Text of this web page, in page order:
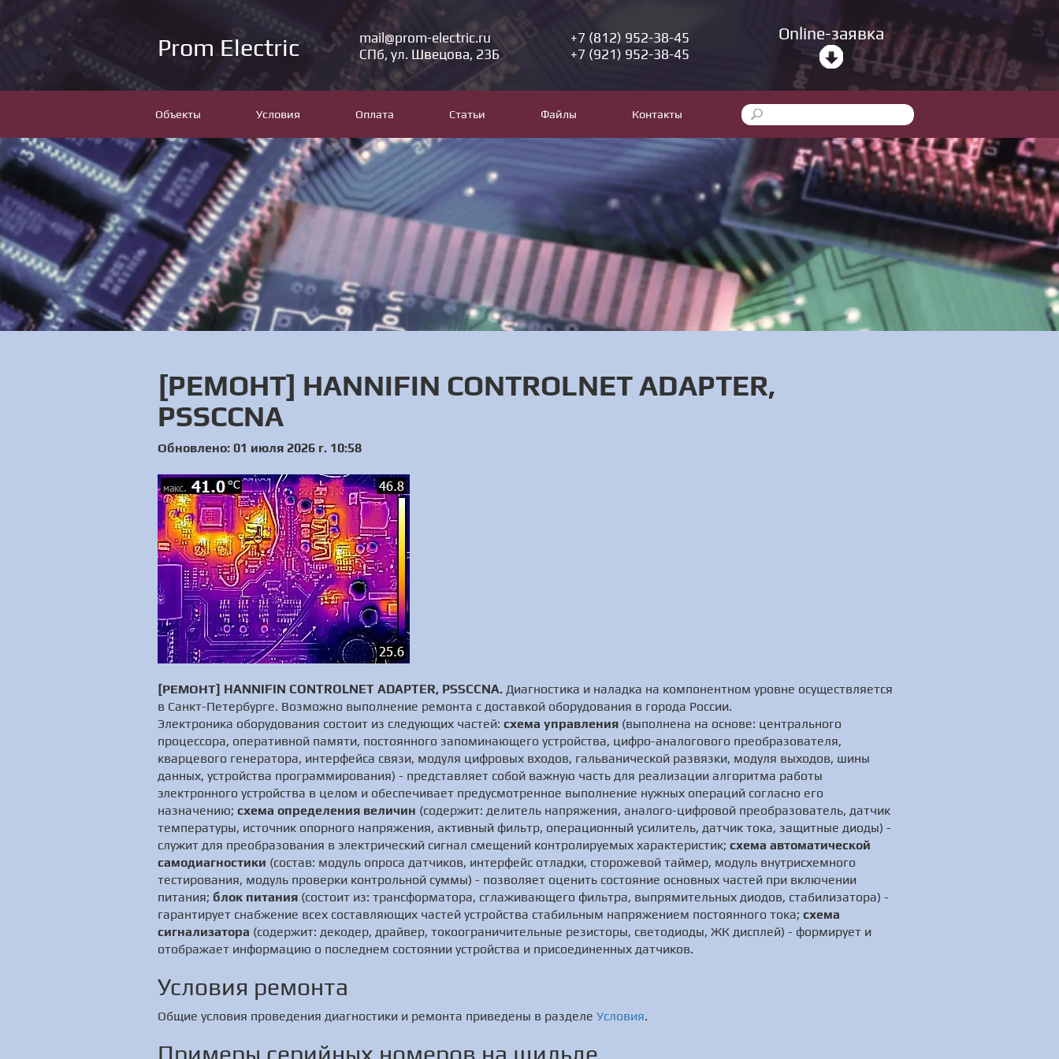
Prom Electric
mail@prom-electric.ru
СПб, ул. Швецова, 23Б
+7 (812) 952-38-45
+7 (921) 952-38-45
Online-заявка
Объекты Условия Оплата Статьи Файлы Контакты
[РЕМОНТ] HANNIFIN CONTROLNET ADAPTER,
PSSCCNA
Обновлено: 01 июля 2026 г. 10:58
[РЕМОНТ] HANNIFIN CONTROLNET ADAPTER, PSSCCNA. Диагностика и наладка на компонентном уровне осуществляется
в Санкт-Петербурге. Возможно выполнение ремонта с доставкой оборудования в города России.
Электроника оборудования состоит из следующих частей: схема управления (выполнена на основе: центрального
процессора, оперативной памяти, постоянного запоминающего устройства, цифро-аналогового преобразователя,
кварцевого генератора, интерфейса связи, модуля цифровых входов, гальванической развязки, модуля выходов, шины
данных, устройства программирования) - представляет собой важную часть для реализации алгоритма работы
электронного устройства в целом и обеспечивает предусмотренное выполнение нужных операций согласно его
назначению; схема определения величин (содержит: делитель напряжения, аналого-цифровой преобразователь, датчик
температуры, источник опорного напряжения, активный фильтр, операционный усилитель, датчик тока, защитные диоды) -
служит для преобразования в электрический сигнал смещений контролируемых характеристик; схема автоматической
самодиагностики (состав: модуль опроса датчиков, интерфейс отладки, сторожевой таймер, модуль внутрисхемного
тестирования, модуль проверки контрольной суммы) - позволяет оценить состояние основных частей при включении
питания; блок питания (состоит из: трансформатора, сглаживающего фильтра, выпрямительных диодов, стабилизатора) -
гарантирует снабжение всех составляющих частей устройства стабильным напряжением постоянного тока; схема
сигнализатора (содержит: декодер, драйвер, токоограничительные резисторы, светодиоды, ЖК дисплей) - формирует и
отображает информацию о последнем состоянии устройства и присоединенных датчиков.
Условия ремонта
Общие условия проведения диагностики и ремонта приведены в разделе Условия.